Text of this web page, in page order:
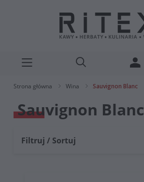
Strona główna Wina Sauvignon Blanc
Sauvignon Blanc
Filtruj / Sortuj